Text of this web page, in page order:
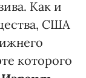
Как и
США
которого